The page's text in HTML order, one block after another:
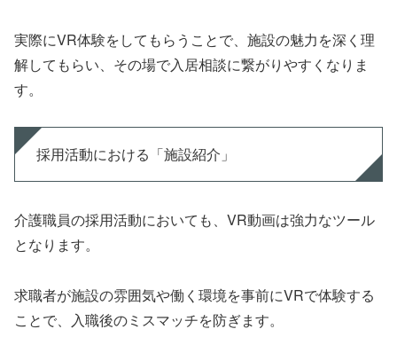
実際にVR体験をしてもらうことで、施設の魅力を深く理
解してもらい、その場で入居相談に繋がりやすくなりま
す。
採用活動における「施設紹介」
介護職員の採用活動においても、VR動画は強力なツール
となります。
求職者が施設の雰囲気や働く環境を事前にVRで体験する
ことで、入職後のミスマッチを防ぎます。